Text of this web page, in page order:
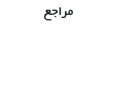
مراجع